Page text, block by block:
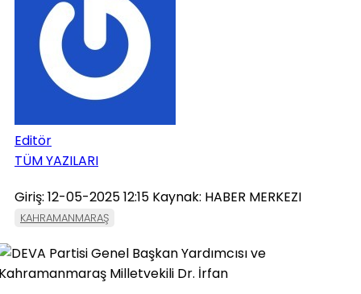
Editör
TÜM YAZILARI
Giriş: 12-05-2025 12:15 Kaynak: HABER MERKEZI
KAHRAMANMARAŞ